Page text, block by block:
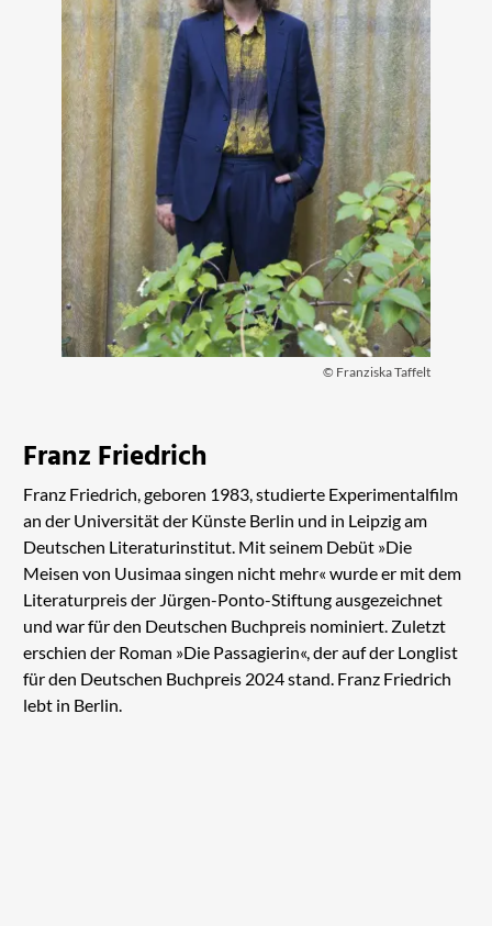
© Franziska Taffelt
Franz Friedrich
Franz Friedrich, geboren 1983, studierte Experimentalfilm
an der Universität der Künste Berlin und in Leipzig am
Deutschen Literaturinstitut. Mit seinem Debüt »Die
Meisen von Uusimaa singen nicht mehr« wurde er mit dem
Literaturpreis der Jürgen-Ponto-Stiftung ausgezeichnet
und war für den Deutschen Buchpreis nominiert. Zuletzt
erschien der Roman »Die Passagierin«, der auf der Longlist
für den Deutschen Buchpreis 2024 stand. Franz Friedrich
lebt in Berlin.